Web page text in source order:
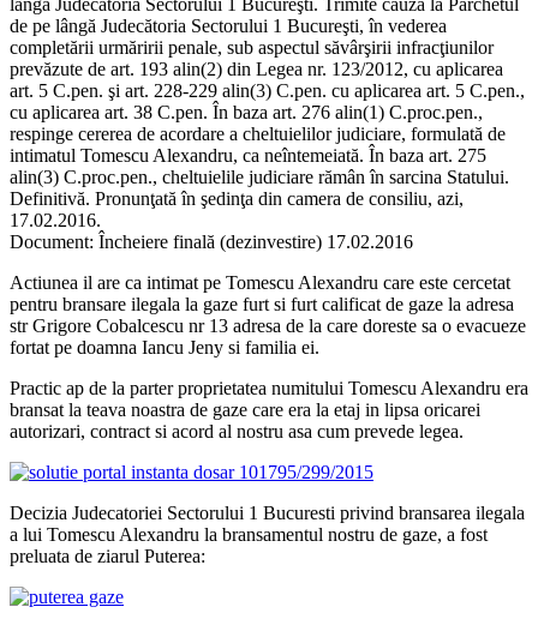
de pe lângă Judecătoria Sectorului 1 Bucureşti, în vederea
completării urmăririi penale, sub aspectul săvârşirii infracţiunilor
prevăzute de art. 193 alin(2) din Legea nr. 123/2012, cu aplicarea
art. 5 C.pen. şi art. 228-229 alin(3) C.pen. cu aplicarea art. 5 C.pen.,
cu aplicarea art. 38 C.pen. În baza art. 276 alin(1) C.proc.pen.,
respinge cererea de acordare a cheltuielilor judiciare, formulată de
intimatul Tomescu Alexandru, ca neîntemeiată. În baza art. 275
alin(3) C.proc.pen., cheltuielile judiciare rămân în sarcina Statului.
Definitivă. Pronunţată în şedinţa din camera de consiliu, azi,
17.02.2016.
Document: Încheiere finală (dezinvestire) 17.02.2016
Actiunea il are ca intimat pe Tomescu Alexandru care este cercetat
pentru bransare ilegala la gaze furt si furt calificat de gaze la adresa
str Grigore Cobalcescu nr 13 adresa de la care doreste sa o evacueze
fortat pe doamna Iancu Jeny si familia ei.
Practic ap de la parter proprietatea numitului Tomescu Alexandru era
bransat la teava noastra de gaze care era la etaj in lipsa oricarei
autorizari, contract si acord al nostru asa cum prevede legea.
Decizia Judecatoriei Sectorului 1 Bucuresti privind bransarea ilegala
a lui Tomescu Alexandru la bransamentul nostru de gaze, a fost
preluata de ziarul Puterea: